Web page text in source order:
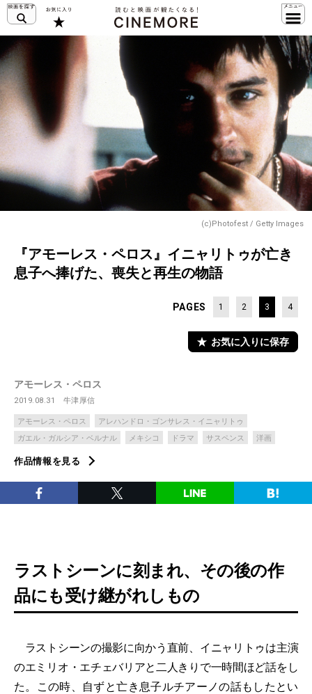
(c)Photofest / Getty Images
『アモーレス・ペロス』イニャリトゥが亡き
息子へ捧げた、喪失と再生の物語
PAGES 1 2 3 4
お気に入りに保存
アモーレス・ペロス
2019.08.31 牛津厚信
アモーレス・ペロス
アレハンドロ・ゴンサレス・イニャリトゥ
ガエル・ガルシア・ベルナル
メキシコ ドラマ サスペンス 洋画
作品情報を見る
ラストシーンに刻まれ、その後の作
品にも受け継がれしもの
ラストシーンの撮影に向かう直前、イニャリトゥは主演
のエミリオ・エチェバリアと二人きりで一時間ほど話をし
た。この時、自ずと亡き息子ルチアーノの話もしたとい